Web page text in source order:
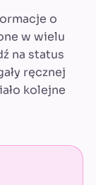
o
w wielu
na status
ręcznej
kolejne